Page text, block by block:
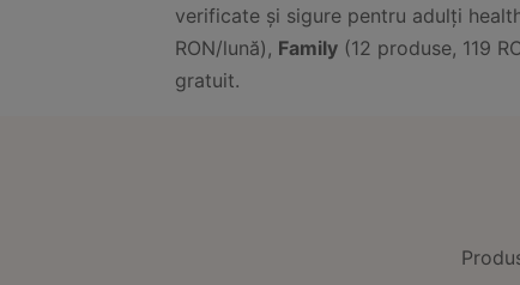
verificate și sigure pentru adulți
RON/lună), Family (12 produse, 119
gratuit.